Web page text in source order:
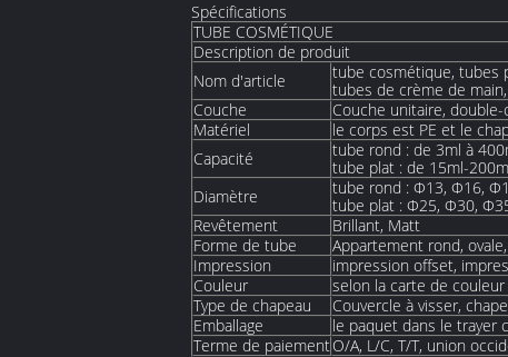
Spécifications
TUBE COSMÉTIQUE
Description de produit
Nom d'article
tube cosmétique, tubes
tubes de crème de
Couche
Couche unitaire,
Matériel
le corps est PE et le
Capacité
tube rond : de 3ml à
tube plat : de 15ml-
Diamètre
tube rond : Φ13, Φ16,
tube plat : Φ25, Φ30,
Revêtement
Brillant, Matt
Forme de tube
Appartement rond,
Impression
impression offset,
Couleur
selon la carte de
Type de chapeau
Couvercle à visser,
Emballage
le paquet dans le trayer
Terme de paiementO/A, L/C, T/T, union